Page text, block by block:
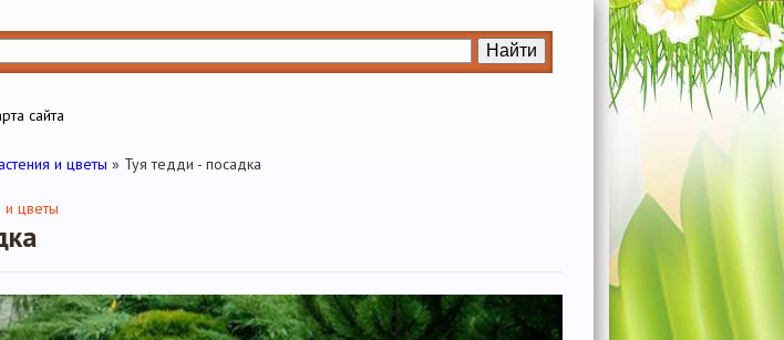
сайта
и цветы » Туя тедди - посадка
и цветы